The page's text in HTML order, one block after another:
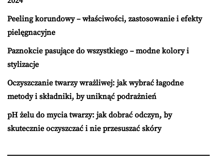
Peeling korundowy – właściwości, zastosowanie i efekty
pielęgnacyjne
Paznokcie pasujące do wszystkiego – modne kolory i
stylizacje
Oczyszczanie twarzy wrażliwej: jak wybrać łagodne
metody i składniki, by uniknąć podrażnień
pH żelu do mycia twarzy: jak dobrać odczyn, by
skutecznie oczyszczać i nie przesuszać skóry